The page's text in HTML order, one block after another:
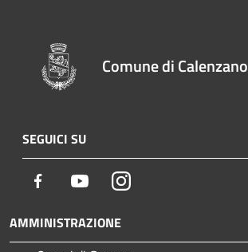
Comune di Calenzano
SEGUICI SU
Facebook YoutubeInstagram
AMMINISTRAZIONE